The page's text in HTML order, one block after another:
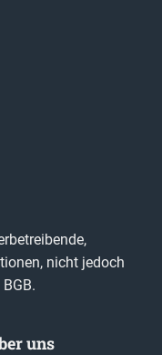
nicht jedoch
uns